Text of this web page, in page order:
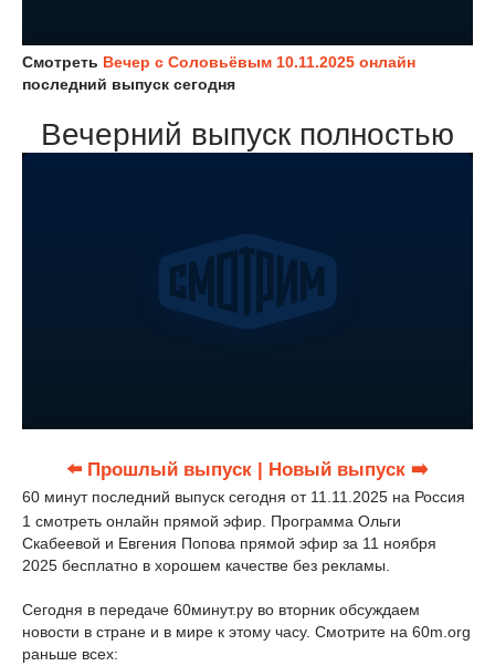
Смотреть Вечер с Соловьёвым 10.11.2025 онлайн
последний выпуск сегодня
Вечерний выпуск полностью
⬅️ Прошлый выпуск | Новый выпуск ➡️
60 минут последний выпуск сегодня от 11.11.2025 на Россия
1 смотреть онлайн прямой эфир. Программа Ольги
Скабеевой и Евгения Попова прямой эфир за 11 ноября
2025 бесплатно в хорошем качестве без рекламы.
Сегодня в передаче 60минут.ру во вторник обсуждаем
новости в стране и в мире к этому часу. Смотрите на 60m.org
раньше всех: